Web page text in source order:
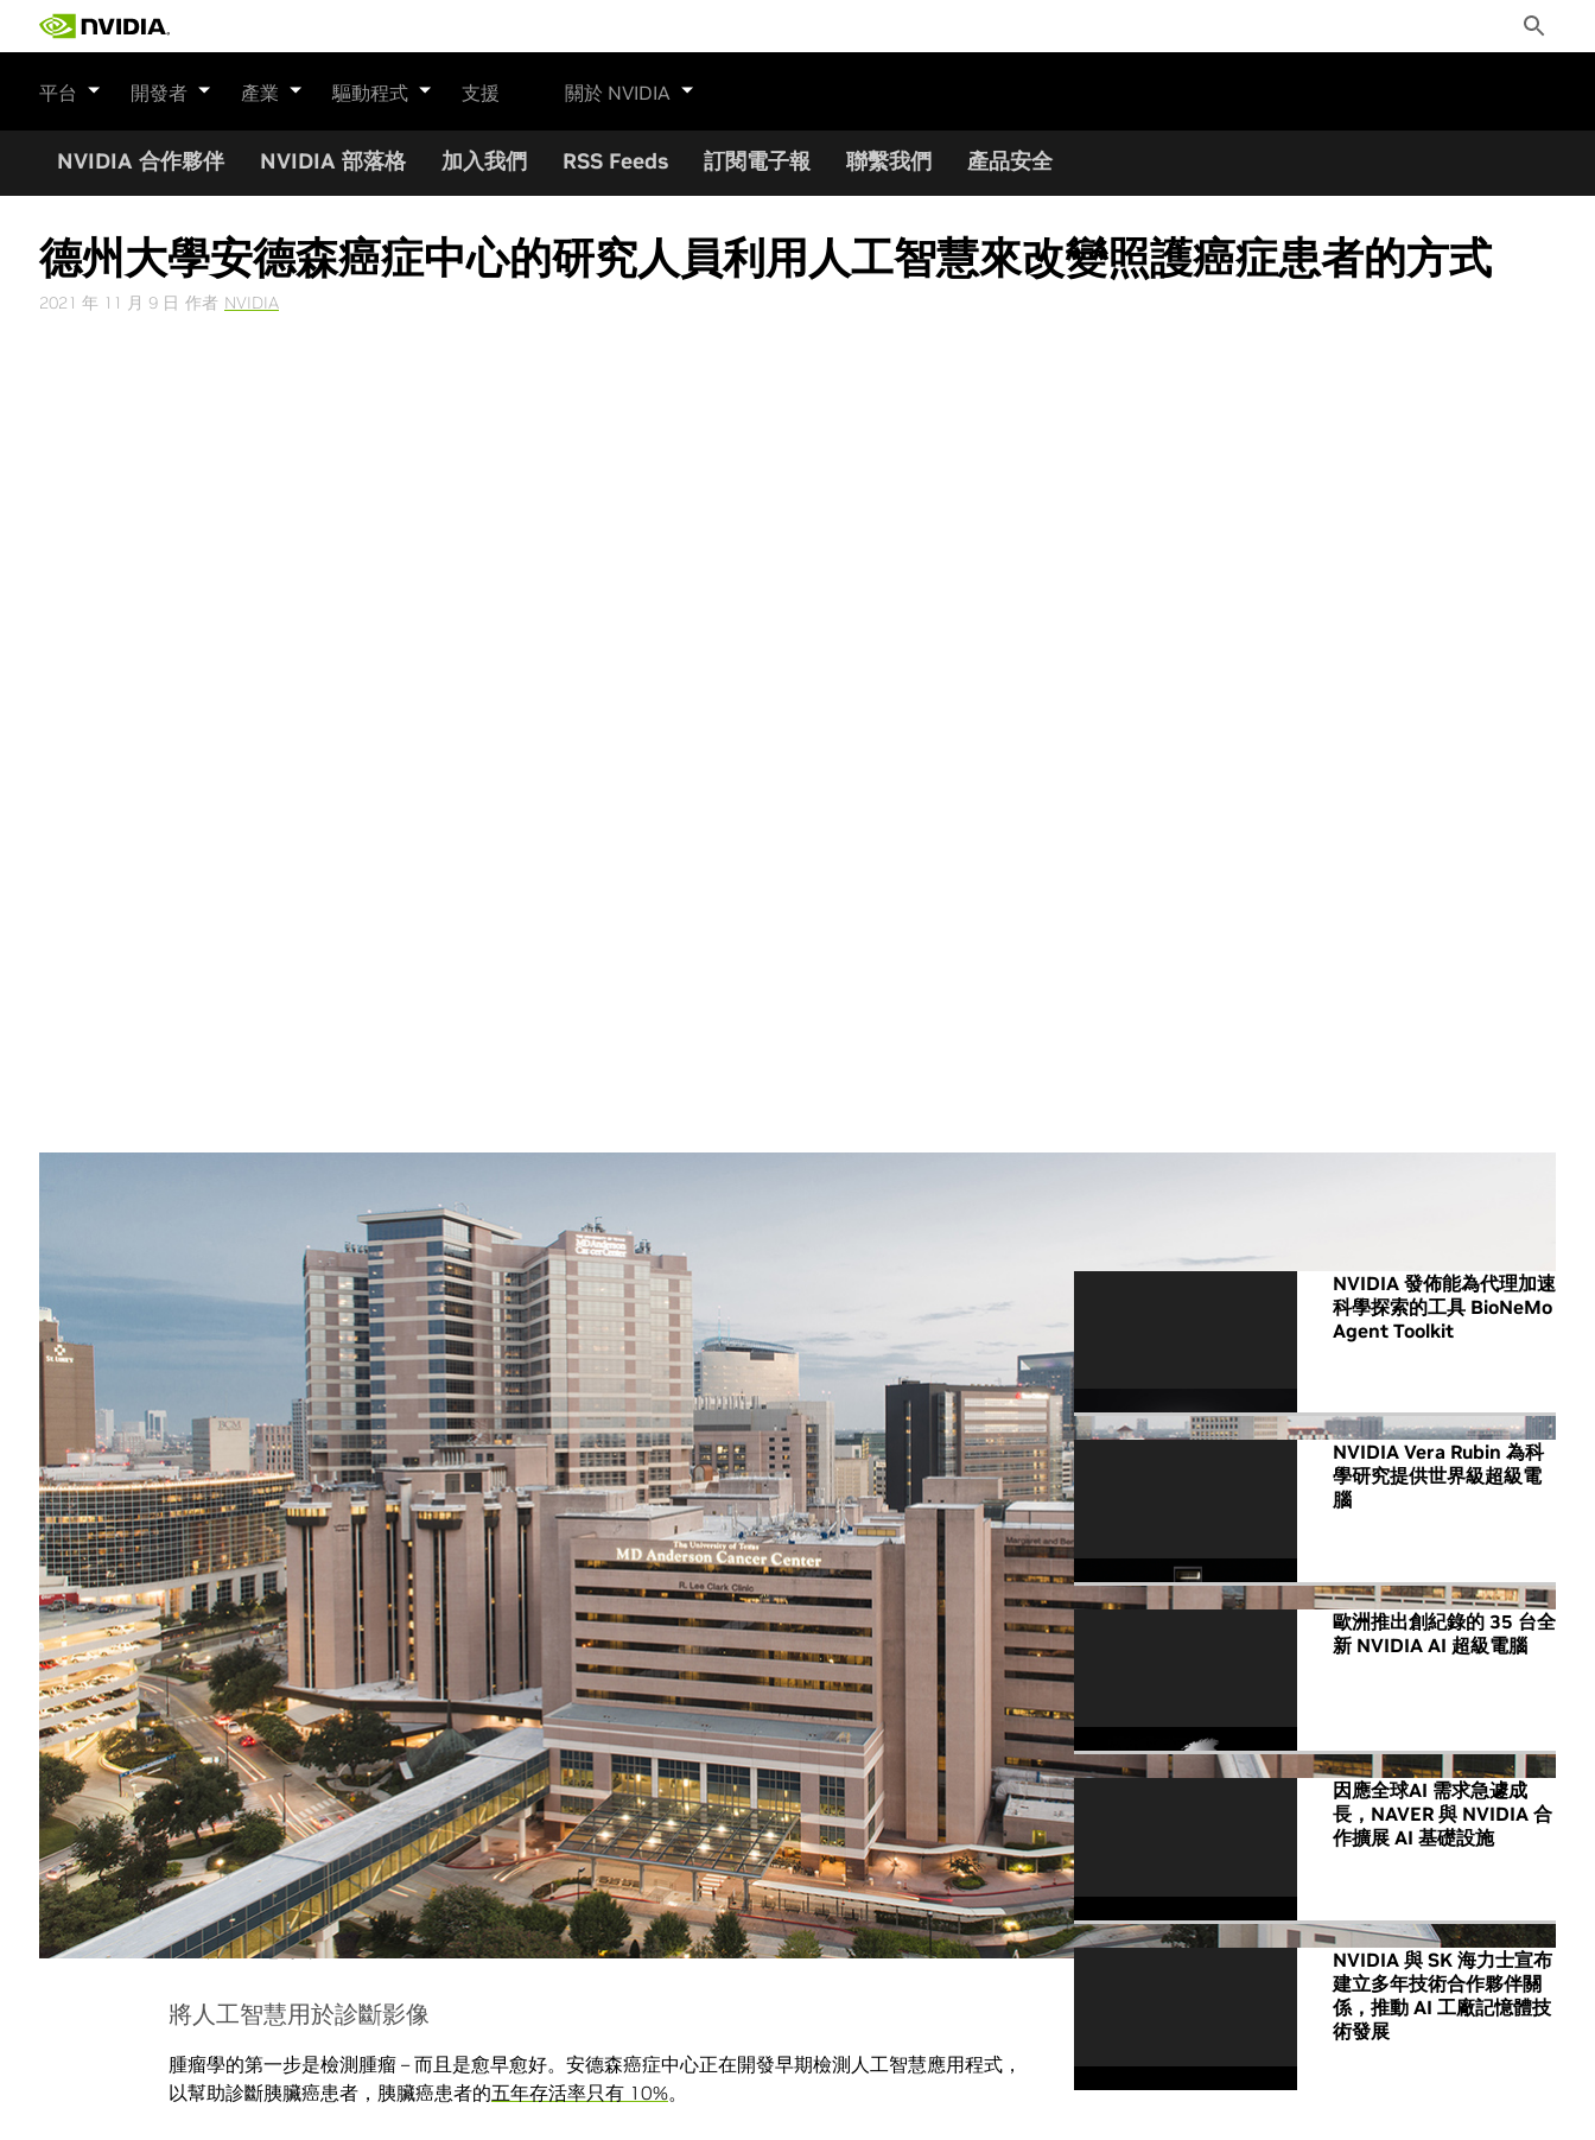
Toggle
Search
平台 開發者 產業 驅動程式 支援 關於 NVIDIA
NVIDIA 合作夥伴 NVIDIA 部落格 加入我們 RSS Feeds 訂閱電子報 聯繫我們 產品安全
德州大學安德森癌症中心的研究人員利用人工智慧來改變照護癌症患者的方式
2021 年 11 月 9 日 作者 NVIDIA
為了從資料中找出真正寶貴的見解，人工智慧與資料科學研究不能只是放在研究機構的偏僻角落裡 – 它
必須成為組織核心策略的一環。
在癌症醫院類別裡全美排名第一的德州大學安德森癌症中心便正在進行這件事，他們全新著重的點是資
料治理，還有數十名研究人員正在進行的人工智慧加速腫瘤學項目，以求給予患者更優質的照護。
日前被任命為安德森癌症中心首位資料長的 Caroline Chung 博士說：「我們把焦點放在上下文環境中的
資料，確保我們具備一個有完善協調的元資料供應鏈，以解決目前在使人工智慧模型轉化為臨床影響方
面的挑戰。為了建立一個更完美健全的預測模型，我們需要一個協調的策略，涵蓋從資料生成到在臨床
應用機器學習見解的每一個步驟。」
這項資料治理策略將影響蒐集和使用醫院資料來產生寶貴見解的方式，以及達到資料的可查找性、可取
得性、可互通性及可重複使用性。
Caroline Chung 博士說：「這是一次重大的文化變革。我們取得愈多帶有上下文資訊的資料，就能提出
愈複雜的問題，使得我們更有可能利用機器學習所得到的見解，幫助我們的臨床醫生改善與患者之間的
互動，藉由資料帶出治療方面的決定，配合照護目標讓患者擁有最佳的治療照護結果。」
建立一個收集研究人員所需的優質資料、安全儲存並追蹤其使用情況的管道，安德森癌症中心著眼於提
供更好的支援給各項專案，幫助臨床醫生分析放射學資料、提供癌症治療和預測敗血症等併發症。
其中許多案子已經正在進行，並且使用NVIDIA DGX 系統等有著 GPU 支援的新技術來加快執行速度。安
德森癌症中心即將上線的新投資案，將讓研究人員能夠獲得數以千計個額外的 GPU 核心，以支援整個機
構的人工智慧專案。
將人工智慧用於診斷影像
腫瘤學的第一步是檢測腫瘤 – 而且是愈早愈好。安德森癌症中心正在開發早期檢測人工智慧應用程式，
以幫助診斷胰臟癌患者，胰臟癌患者的五年存活率只有 10%。
NVIDIA 發佈能為代理加速
科學探索的工具 BioNeMo
Agent Toolkit
NVIDIA Vera Rubin 為科
學研究提供世界級超級電
腦
歐洲推出創紀錄的 35 台全
新 NVIDIA AI 超級電腦
因應全球AI 需求急遽成
長，NAVER 與 NVIDIA 合
作擴展 AI 基礎設施
NVIDIA 與 SK 海力士宣布
建立多年技術合作夥伴關
係，推動 AI 工廠記憶體技
術發展